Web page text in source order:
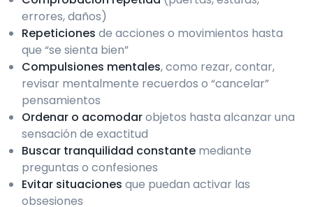
errores, daños)
Repeticiones de acciones o movimientos hasta
que “se sienta bien”
Compulsiones mentales, como rezar, contar,
revisar mentalmente recuerdos o “cancelar”
pensamientos
Ordenar o acomodarobjetos hasta alcanzar una
sensación de exactitud
Buscar tranquilidad constante mediante
preguntas o confesiones
Evitar situaciones que puedan activar las
obsesiones